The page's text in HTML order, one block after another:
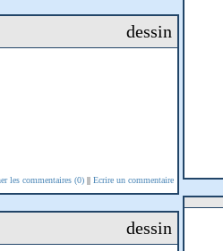
dessin
les commentaires (0)|| Ecrire un commentaire
dessin